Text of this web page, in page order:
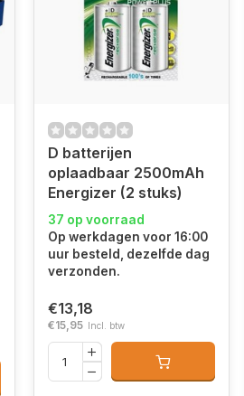
D batterijen
oplaadbaar 2500mAh
Energizer (2 stuks)
37 op voorraad
Op werkdagen voor 16:00
uur besteld, dezelfde dag
verzonden.
€13,18
€15,95 Incl. btw